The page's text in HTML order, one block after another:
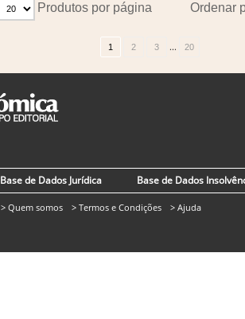
Ordenar
Produtos por página
1 2 3 ... 20
Base de Dados Jurídica Base de Dados
> Quem somos > Termos e Condições > Ajuda